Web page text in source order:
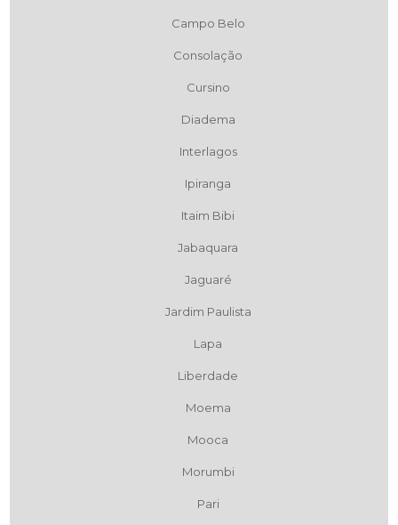
Campo Belo
Consolação
Cursino
Diadema
Interlagos
Ipiranga
Itaim Bibi
Jabaquara
Jaguaré
Jardim Paulista
Lapa
Liberdade
Moema
Mooca
Morumbi
Pari